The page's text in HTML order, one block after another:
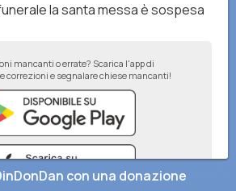
la santa messa è sospesa
mancanti o errate? Scarica l'app di
correzioni e segnalare chiese mancanti!
con una donazione